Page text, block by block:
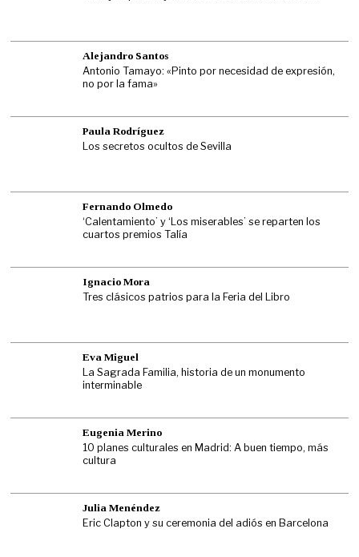
Alejandro Santos
Antonio Tamayo: «Pinto por necesidad de expresión,
no por la fama»
Paula Rodríguez
Los secretos ocultos de Sevilla
Fernando Olmedo
‘Calentamiento’ y ‘Los miserables’ se reparten los
cuartos premios Talía
Ignacio Mora
Tres clásicos patrios para la Feria del Libro
Eva Miguel
La Sagrada Familia, historia de un monumento
interminable
Eugenia Merino
10 planes culturales en Madrid: A buen tiempo, más
cultura
Julia Menéndez
Eric Clapton y su ceremonia del adiós en Barcelona